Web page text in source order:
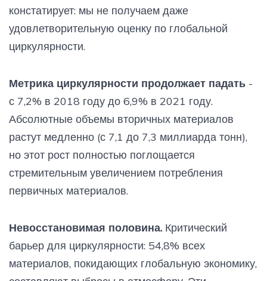
констатирует: мы не получаем даже
удовлетворительную оценку по глобальной
циркулярности.
Метрика циркулярности продолжает падать -
с 7,2% в 2018 году до 6,9% в 2021 году.
Абсолютные объемы вторичных материалов
растут медленно (с 7,1 до 7,3 миллиарда тонн),
но этот рост полностью поглощается
стремительным увеличением потребления
первичных материалов.
Невосстановимая половина. Критический
барьер для циркулярности: 54,8% всех
материалов, покидающих глобальную экономику,